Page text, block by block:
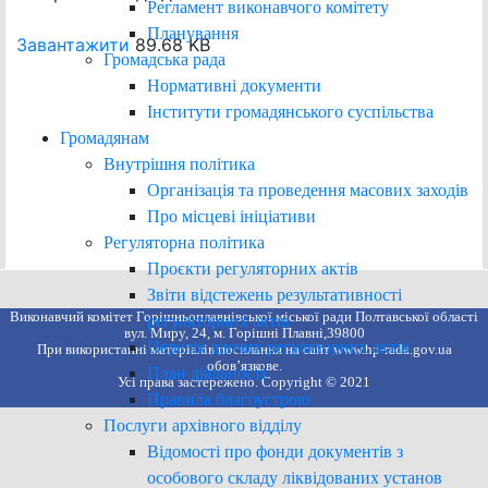
Регламент виконавчого комітету
Планування
Громадська рада
Нормативні документи
Інститути громадянського суспільства
Громадянам
Внутрішня політика
Організація та проведення масових заходів
Про місцеві ініціативи
Регуляторна політика
Проєкти регуляторних актів
Звіти відстежень результативності
регуляторних актів
Перелік діючих регуляторних актів
План діяльності
Правила благоустрою
Послуги архівного відділу
Відомості про фонди документів з
особового складу ліквідованих установ
Завантажити 89.68 KB
Виконавчий комітет Горішньоплавнівської міської ради Полтавської області
вул. Миру, 24, м. Горішні Плавні,39800
При використанні матеріалів посилання на сайт www.hp-rada.gov.ua
обов’язкове.
Усі права застережено. Copyright © 2021